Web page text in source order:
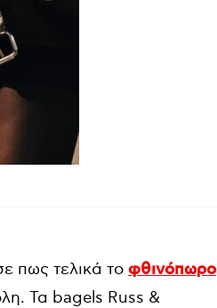
πως τελικά το φθινόπωρο
Τα bagels Russ &